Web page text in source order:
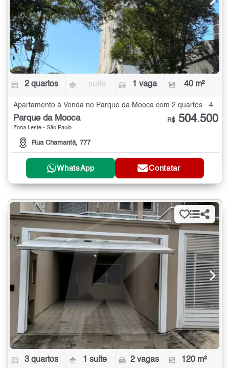
2 quartos - suíte 1 vaga 40 m²
Apartamento à Venda no Parque da Mooca com 2 quartos - 40 m²
Parque da Mooca
Zona Leste - São Paulo
Rua Chamantá, 777
R$ 504.500
WhatsApp Contatar
3 quartos 1 suíte 2 vagas 120 m²